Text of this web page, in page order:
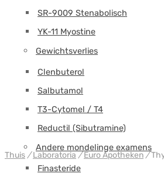
SR-9009 Stenabolisch
YK-11 Myostine
Gewichtsverlies
Clenbuterol
Salbutamol
T3-Cytomel / T4
Reductil (Sibutramine)
Andere mondelinge examens
Finasteride
Thuis / Laboratoria / Euro Apotheken /